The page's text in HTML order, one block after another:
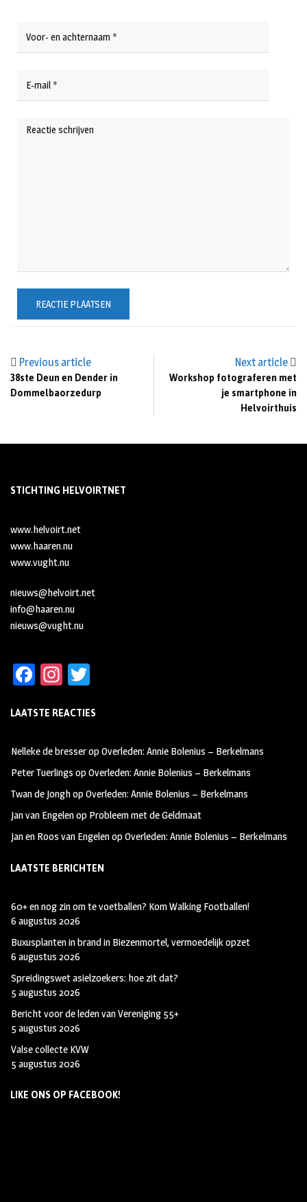
Previous article
38ste Deun en Dender in
Dommelbaorzedurp
Next article
Workshop fotograferen met
je smartphone in
Helvoirthuis
STICHTING HELVOIRTNET
www.helvoirt.net
www.haaren.nu
www.vught.nu
nieuws@helvoirt.net
info@haaren.nu
nieuws@vught.nu
Fa
b
oo
k
In
ag
m
tt
LAATSTE REACTIES
Nelleke de bresseropOverleden: Annie Bolenius – Berkelmans
Peter Tuerlings opOverleden: Annie Bolenius – Berkelmans
Twan de JonghopOverleden: Annie Bolenius – Berkelmans
Jan van Engelenop Probleem met de Geldmaat
Jan en Roos van EngelenopOverleden: Annie Bolenius – Berkelmans
LAATSTE BERICHTEN
60+ en nog zin om te voetballen? Kom Walking Footballen!
6 augustus 2026
Buxusplanten in brand in Biezenmortel, vermoedelijk opzet
6 augustus 2026
Spreidingswet asielzoekers: hoe zit dat?
5 augustus 2026
Bericht voor de leden van Vereniging 55+
5 augustus 2026
Valse collecte KVW
5 augustus 2026
LIKE ONS OP FACEBOOK!